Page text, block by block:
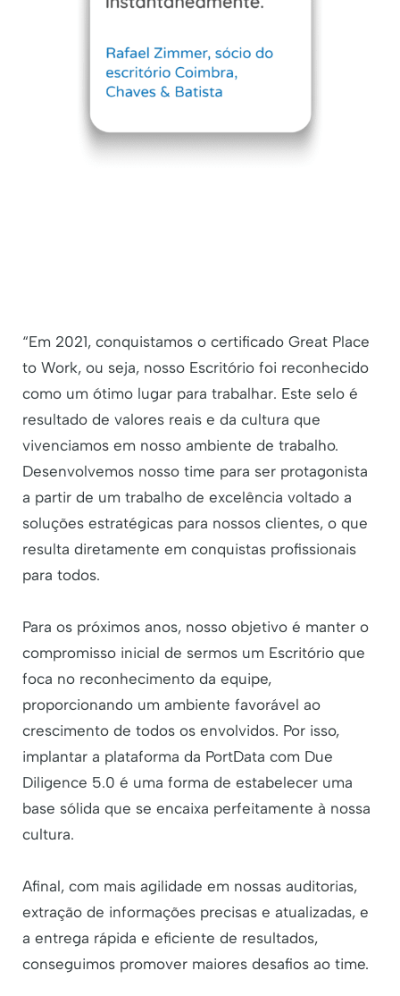
“Em 2021, conquistamos o certificado Great Place
to Work, ou seja, nosso Escritório foi reconhecido
como um ótimo lugar para trabalhar. Este selo é
resultado de valores reais e da cultura que
vivenciamos em nosso ambiente de trabalho.
Desenvolvemos nosso time para ser protagonista
a partir de um trabalho de excelência voltado a
soluções estratégicas para nossos clientes, o que
resulta diretamente em conquistas profissionais
para todos.
Para os próximos anos, nosso objetivo é manter o
compromisso inicial de sermos um Escritório que
foca no reconhecimento da equipe,
proporcionando um ambiente favorável ao
crescimento de todos os envolvidos. Por isso,
implantar a plataforma da PortData com Due
Diligence 5.0 é uma forma de estabelecer uma
base sólida que se encaixa perfeitamente à nossa
cultura.
Afinal, com mais agilidade em nossas auditorias,
extração de informações precisas e atualizadas, e
a entrega rápida e eficiente de resultados,
conseguimos promover maiores desafios ao time.